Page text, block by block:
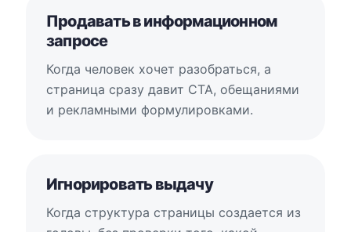
Продавать в информационном
запросе
Когда человек хочет разобраться, а
страница сразу давит CTA, обещаниями
и рекламными формулировками.
Игнорировать выдачу
Когда структура страницы создается из